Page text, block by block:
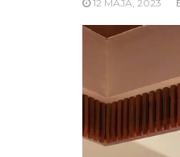
12 MAJA, 2023